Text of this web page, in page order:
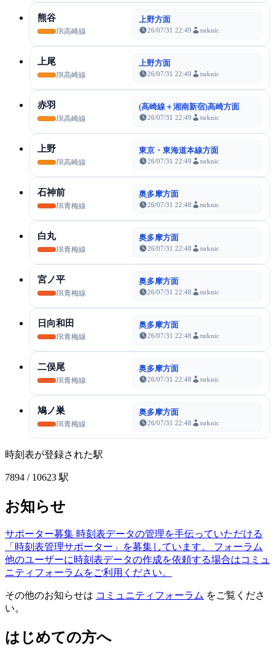
熊谷
JR高崎線
上野方面
26/07/31 22:49 tsrknic
上尾
JR高崎線
上野方面
26/07/31 22:49 tsrknic
赤羽
JR高崎線
(高崎線＋湘南新宿)高崎方面
26/07/31 22:49 tsrknic
上野
JR高崎線
東京・東海道本線方面
26/07/31 22:49 tsrknic
石神前
JR青梅線
奥多摩方面
26/07/31 22:48 tsrknic
白丸
JR青梅線
奥多摩方面
26/07/31 22:48 tsrknic
宮ノ平
JR青梅線
奥多摩方面
26/07/31 22:48 tsrknic
日向和田
JR青梅線
奥多摩方面
26/07/31 22:48 tsrknic
二俣尾
JR青梅線
奥多摩方面
26/07/31 22:48 tsrknic
鳩ノ巣
JR青梅線
奥多摩方面
26/07/31 22:48 tsrknic
時刻表が登録された駅
7894 / 10623 駅
お知らせ
サポーター募集 時刻表データの管理を手伝っていただける
「時刻表管理サポーター」を募集しています。
フォーラム
他のユーザーに時刻表データの作成を依頼する場合はコミュ
ニティフォーラムをご利用ください。
その他のお知らせは コミュニティフォーラム をご覧くださ
い。
はじめての方へ